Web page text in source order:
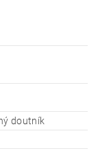
doutník